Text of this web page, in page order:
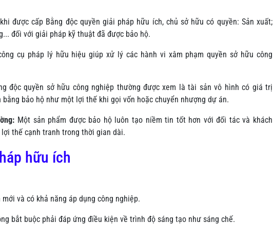
được cấp Bằng độc quyền giải pháp hữu ích, chủ sở hữu có quyền: Sản xuất;
đối với giải pháp kỹ thuật đã được bảo hộ.
cụ pháp lý hữu hiệu giúp xử lý các hành vi xâm phạm quyền sở hữu công
độc quyền sở hữu công nghiệp thường được xem là tài sản vô hình có giá trị
bảo hộ như một lợi thế khi gọi vốn hoặc chuyển nhượng dự án.
Một sản phẩm được bảo hộ luôn tạo niềm tin tốt hơn với đối tác và khách
thế cạnh tranh trong thời gian dài.
hữu ích
và có khả năng áp dụng công nghiệp.
bắt buộc phải đáp ứng điều kiện về trình độ sáng tạo như sáng chế.